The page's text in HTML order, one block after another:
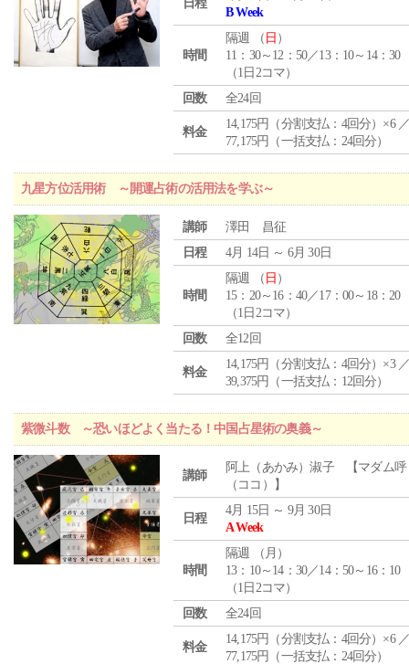
日程
B Week
時間
隔週 （ 日 ）
11：30～12：50／13：10～14：30
（1日2コマ）
回数
全24回
料金
14,175円（分割支払：4回分）×6
77,175円（一括支払：24回分）
九星方位活用術 ～開運占術の活用法を学ぶ～
講師
澤田 昌征
日程
4月 14日 ～ 6月 30日
時間
隔週 （ 日 ）
15：20～16：40／17：00～18：20
（1日2コマ）
回数
全12回
料金
14,175円（分割支払：4回分）×3
39,375円（一括支払：12回分）
紫微斗数 ～恐いほどよく当たる！中国占星術の奥義～
講師
阿上（あかみ）淑子 【マダム呼
（ココ）】
日程
4月 15日 ～ 9月 30日
A Week
時間
隔週 （ 月 ）
13：10～14：30／14：50～16：10
（1日2コマ）
回数
全24回
料金
14,175円（分割支払：4回分）×6
77,175円（一括支払：24回分）